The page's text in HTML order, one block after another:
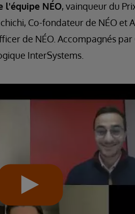
l'équipe NÉO, vainqueur du
Co-fondateur de NÉO et
de NÉO. Accompagnés
InterSystems.